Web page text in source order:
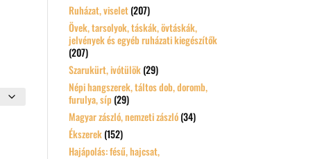
Ruházat, viselet(207)
Övek, tarsolyok, táskák, övtáskák,
jelvények és egyéb ruházati kiegészítők
(207)
Szarukürt, ivótülök(29)
Népi hangszerek, táltos dob, doromb,
furulya, síp (29)
Magyar zászló, nemzeti zászló(34)
Ékszerek(152)
Hajápolás: fésű, hajcsat,